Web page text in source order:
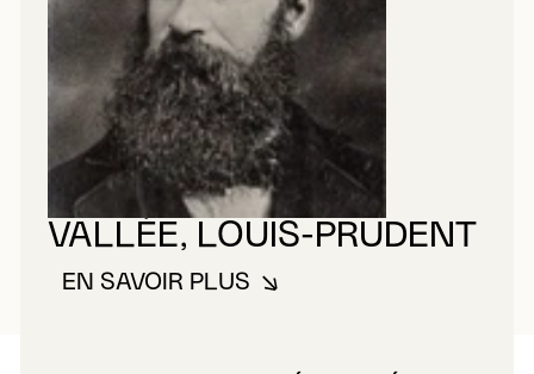
VALLÉE, LOUIS-PRUDENT
EN SAVOIR PLUSÀ PROPOS DE VALLÉE, LOUIS-